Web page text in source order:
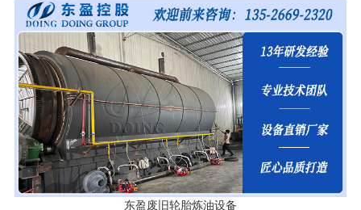
东盈废旧轮胎炼油设备